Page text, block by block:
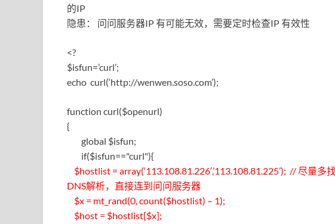
的IP
隐患： 问问服务器IP 有可能无效，需要定时检查IP 有效性
<?
$isfun=’curl’;
echo curl(‘http://wenwen.soso.com’);
function curl($openurl)
{
global $isfun;
if($isfun=="curl"){
$hostlist = array(‘113.108.81.226′,’113.108.81.225’); // 尽量
DNS解析，直接连到问问服务器
$x = mt_rand(0, count($hostlist) – 1);
$host = $hostlist[$x];